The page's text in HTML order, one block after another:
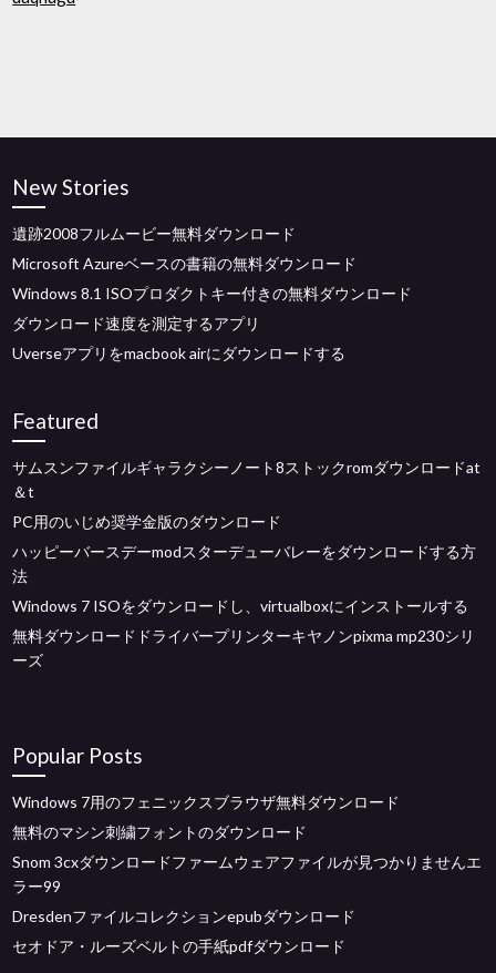
New Stories
遺跡2008フルムービー無料ダウンロード
Microsoft Azureベースの書籍の無料ダウンロード
Windows 8.1 ISOプロダクトキー付きの無料ダウンロード
ダウンロード速度を測定するアプリ
Uverseアプリをmacbook airにダウンロードする
Featured
サムスンファイルギャラクシーノート8ストックromダウンロードat
＆t
PC用のいじめ奨学金版のダウンロード
ハッピーバースデーmodスターデューバレーをダウンロードする方
法
Windows 7 ISOをダウンロードし、virtualboxにインストールする
無料ダウンロードドライバープリンターキヤノンpixma mp230シリ
ーズ
Popular Posts
Windows 7用のフェニックスブラウザ無料ダウンロード
無料のマシン刺繍フォントのダウンロード
Snom 3cxダウンロードファームウェアファイルが見つかりませんエ
ラー99
Dresdenファイルコレクションepubダウンロード
セオドア・ルーズベルトの手紙pdfダウンロード